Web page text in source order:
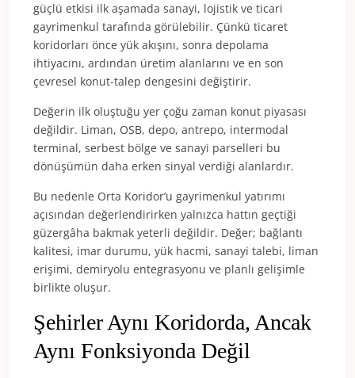
güçlü etkisi ilk aşamada sanayi, lojistik ve ticari
gayrimenkul tarafında görülebilir. Çünkü ticaret
koridorları önce yük akışını, sonra depolama
ihtiyacını, ardından üretim alanlarını ve en son
çevresel konut-talep dengesini değiştirir.
Değerin ilk oluştuğu yer çoğu zaman konut piyasası
değildir. Liman, OSB, depo, antrepo, intermodal
terminal, serbest bölge ve sanayi parselleri bu
dönüşümün daha erken sinyal verdiği alanlardır.
Bu nedenle Orta Koridor’u gayrimenkul yatırımı
açısından değerlendirirken yalnızca hattın geçtiği
güzergâha bakmak yeterli değildir. Değer; bağlantı
kalitesi, imar durumu, yük hacmi, sanayi talebi, liman
erişimi, demiryolu entegrasyonu ve planlı gelişimle
birlikte oluşur.
Şehirler Aynı Koridorda, Ancak
Aynı Fonksiyonda Değil